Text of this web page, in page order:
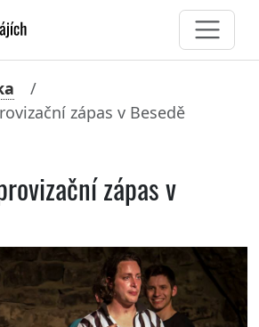
zápas v Besedě
zápas v